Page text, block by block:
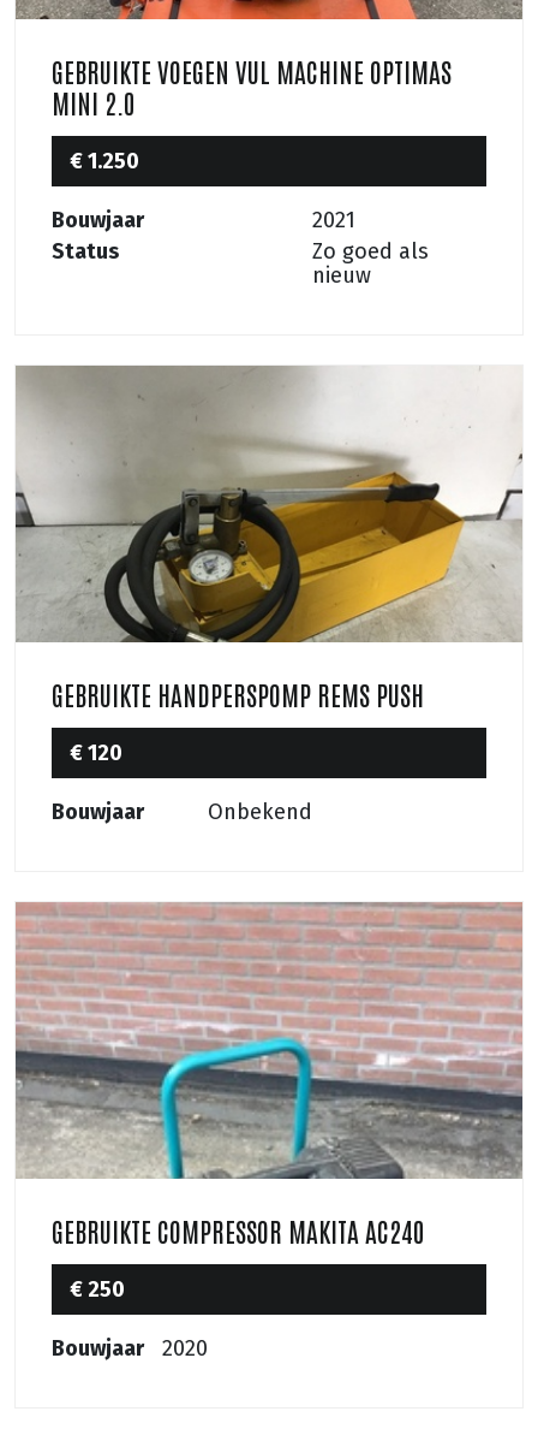
GEBRUIKTE VOEGEN VUL MACHINE OPTIMAS
MINI 2.0
€ 1.250
Bouwjaar
2021
Status
Zo goed als
nieuw
GEBRUIKTE HANDPERSPOMP REMS PUSH
€ 120
Bouwjaar Onbekend
GEBRUIKTE COMPRESSOR MAKITA AC240
€ 250
Bouwjaar 2020